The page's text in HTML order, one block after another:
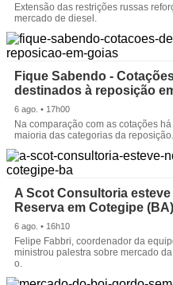
Extensão das restrições russas
mercado de diesel.
Fique Sabendo -
destinados à reposição
6 ago. • 17h00
Na comparação com as cotações
maioria das categorias da reposição.
A Scot Consultoria
Reserva em Cotegipe (BA)
6 ago. • 16h10
Felipe Fabbri, coordenador da
ministrou palestra sobre mercado
o.